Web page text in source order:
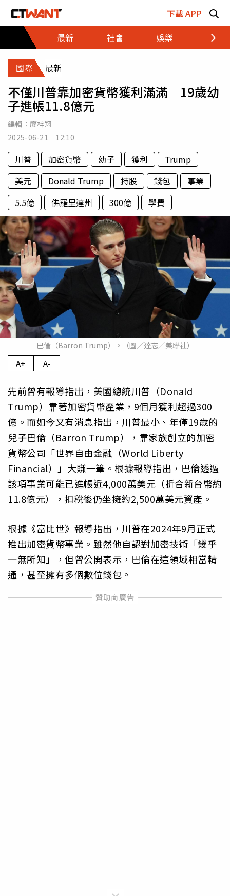
下載 APP
最新
社會 娛樂 財經
國際 最新
不僅川普靠加密貨幣獲利滿滿 19歲幼
子進帳11.8億元
編輯： 廖梓翔
2025-06-21 12:10
川普 加密貨幣 幼子 獲利
Trump
美元
Donald Trump 持股 錢包
事業
5.5億
佛羅里達州 300億 學費
巴倫（Barron Trump）。（圖／達志／美聯社）
A+ A-
先前曾有報導指出，美國總統川普（Donald
Trump）靠著加密貨幣產業，9個月獲利超過300
億。而如今又有消息指出，川普最小、年僅19歲的
兒子巴倫（Barron Trump），靠家族創立的加密
貨幣公司「世界自由金融（World Liberty
Financial）」大賺一筆。根據報導指出，巴倫透過
該項事業可能已進帳近4,000萬美元（折合新台幣約
11.8億元），扣稅後仍坐擁約2,500萬美元資產。
根據《富比世》報導指出，川普在2024年9月正式
推出加密貨幣事業。雖然他自認對加密技術「幾乎
一無所知」，但曾公開表示，巴倫在這領域相當精
通，甚至擁有多個數位錢包。